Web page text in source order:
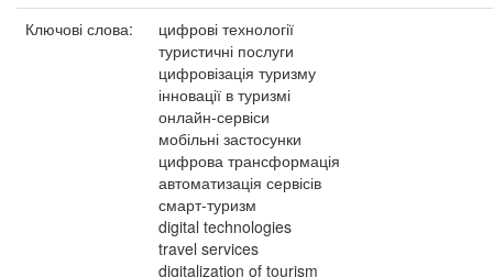
Ключові слова:
цифрові технології
туристичні послуги
цифровізація туризму
інновації в туризмі
онлайн-сервіси
мобільні застосунки
цифрова трансформація
автоматизація сервісів
смарт-туризм
digital technologies
travel services
digitalization of tourism